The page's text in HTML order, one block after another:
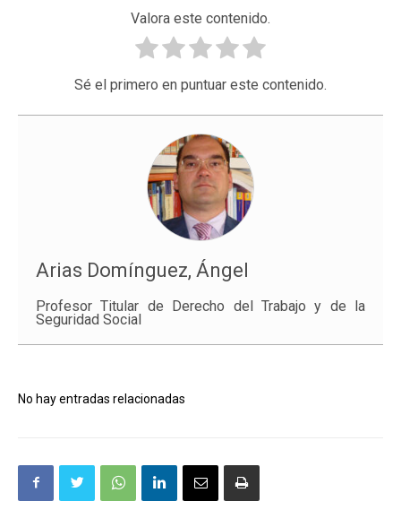
Valora este contenido.
Sé el primero en puntuar este contenido.
Arias Domínguez, Ángel
Profesor Titular de Derecho del Trabajo y de la
Seguridad Social
No hay entradas relacionadas